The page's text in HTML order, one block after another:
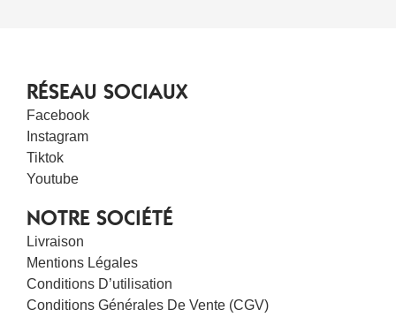
RÉSEAU SOCIAUX
Facebook
Instagram
Tiktok
Youtube
NOTRE SOCIÉTÉ
Livraison
Mentions Légales
Conditions D’utilisation
Conditions Générales De Vente (CGV)